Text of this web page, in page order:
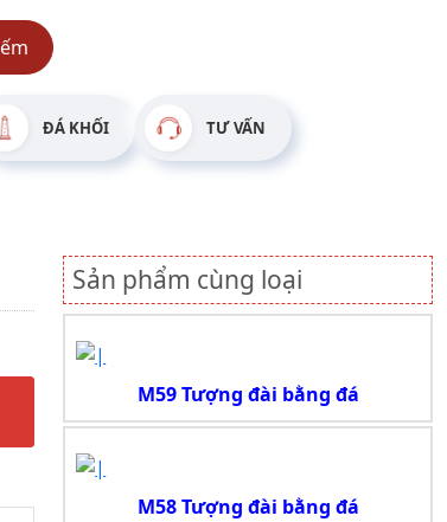
ĐÁ KHỐI TƯ VẤN
Sản phẩm cùng loại
M59 Tượng đài bằng đá
M58 Tượng đài bằng đá